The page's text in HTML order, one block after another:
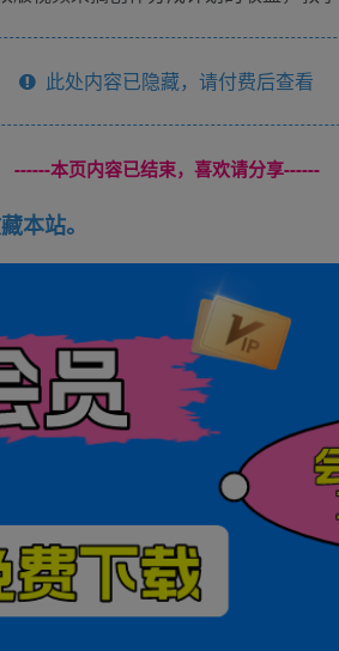
此处内容已隐藏，请付费后查看
------本页内容已结束，喜欢请分享------
本站。